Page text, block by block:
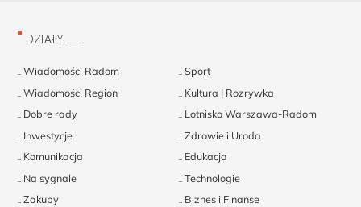
DZIAŁY
Wiadomości Radom
Sport
Wiadomości Region
Kultura | Rozrywka
Dobre rady
Lotnisko Warszawa-Radom
Inwestycje
Zdrowie i Uroda
Komunikacja
Edukacja
Na sygnale
Technologie
Zakupy
Biznes i Finanse